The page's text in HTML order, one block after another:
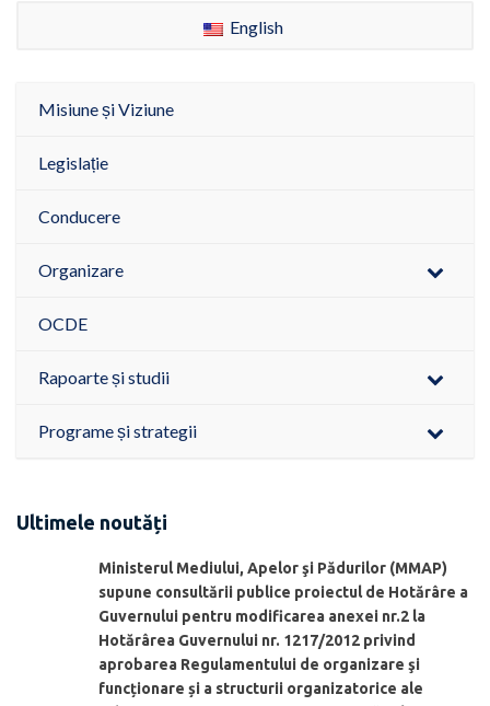
English
Misiune și Viziune
Legislație
Conducere
Organizare
OCDE
Rapoarte și studii
Programe și strategii
Ultimele noutăți
Ministerul Mediului, Apelor şi Pădurilor (MMAP)
supune consultării publice proiectul de Hotărâre a
Guvernului pentru modificarea anexei nr.2 la
Hotărârea Guvernului nr. 1217/2012 privind
aprobarea Regulamentului de organizare şi
funcționare și a structurii organizatorice ale